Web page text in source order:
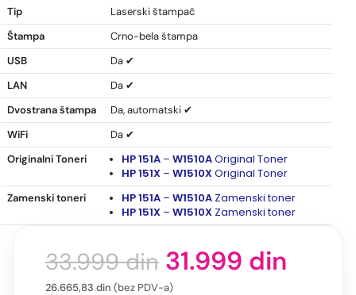
Tip
Laserski štampač
Štampa
Crno-bela štampa
USB
Da ✔
LAN
Da ✔
Dvostrana štampa
Da, automatski ✔
WiFi
Da ✔
Originalni Toneri
HP 151A –W1510AOriginal Toner
HP 151X –W1510XOriginal Toner
Zamenski toneri HP 151A – W1510A Zamenski toner
HP 151X –W1510X Zamenski toner
33.999din 31.999 din
26.665,83 din (bez PDV-a)